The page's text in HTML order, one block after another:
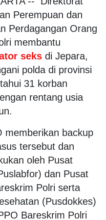
Perempuan dan
Perdagangan Orang
membantu
seks di Jepara,
polda di provinsi
31 korban
rentang usia
memberikan backup
tersebut dan
oleh Pusat
dan Pusat
Polri serta
(Pusdokkes)
Bareskrim Polri